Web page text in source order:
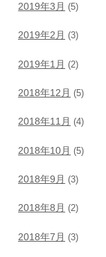
2019年3月 (5)
2019年2月 (3)
2019年1月 (2)
2018年12月 (5)
2018年11月 (4)
2018年10月 (5)
2018年9月 (3)
2018年8月 (2)
2018年7月 (3)